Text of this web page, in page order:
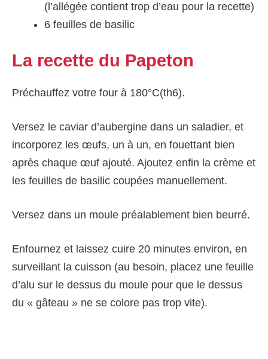
(l’allégée contient trop d’eau pour la recette)
6 feuilles de basilic
La recette du Papeton
Préchauffez votre four à 180°C(th6).
Versez le caviar d’aubergine dans un saladier, et
incorporez les œufs, un à un, en fouettant bien
après chaque œuf ajouté. Ajoutez enfin la crème et
les feuilles de basilic coupées manuellement.
Versez dans un moule préalablement bien beurré.
Enfournez et laissez cuire 20 minutes environ, en
surveillant la cuisson (au besoin, placez une feuille
d’alu sur le dessus du moule pour que le dessus
du « gâteau » ne se colore pas trop vite).